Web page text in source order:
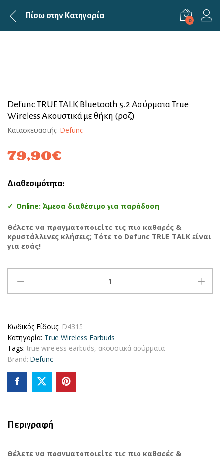
Πίσω στην Κατηγορία 0
Defunc TRUE TALK Bluetooth 5.2 Ασύρματα True
Wireless Ακουστικά με θήκη (ροζ)
Κατασκευαστής: Defunc
79,90€
Διαθεσιμότητα:
Online: Άμεσα διαθέσιμο για παράδοση
Θέλετε να πραγματοποιείτε τις πιο καθαρές &
κρυστάλλινες κλήσεις; Τότε το Defunc TRUE TALK είναι
για εσάς!
TRUE
TALK
5.2
Ασύρματα
True
Wireless
Ακουστικά
με
θήκη
(ροζ)
Κωδικός Είδους: D4315
Κατηγορία: Τrue Wireless Earbuds
Tags: true wireless earbuds, ακουστικά ασύρματα
Brand: Defunc
Περιγραφή
Θέλετε να πραγματοποιείτε τις πιο καθαρές &